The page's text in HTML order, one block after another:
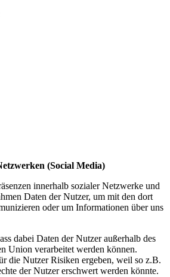
(Social Media)
innerhalb sozialer Netzwerke und
Daten der Nutzer, um mit den dort
oder um Informationen über uns
dabei Daten der Nutzer außerhalb des
Union verarbeitet werden können.
die Nutzer Risiken ergeben, weil so z.B.
der Nutzer erschwert werden könnte.